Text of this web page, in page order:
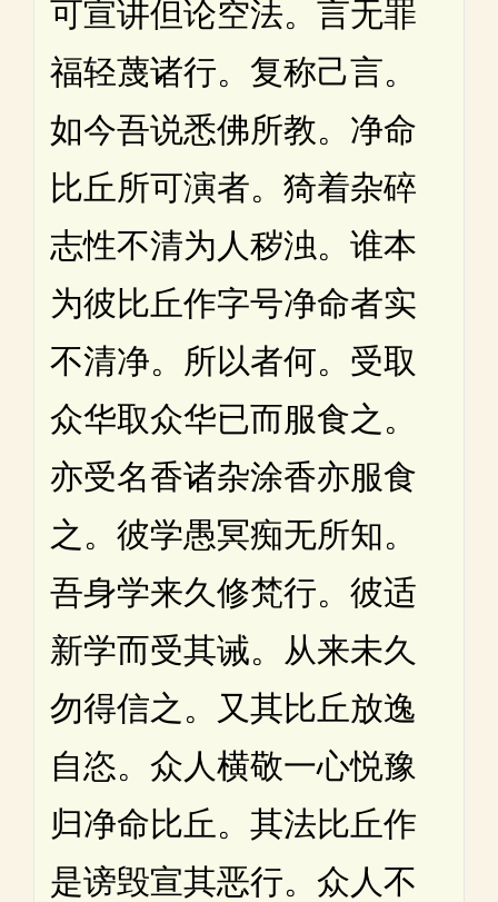
可宣讲但论空法。言无罪
福轻蔑诸行。复称己言。
如今吾说悉佛所教。净命
比丘所可演者。猗着杂碎
志性不清为人秽浊。谁本
为彼比丘作字号净命者实
不清净。所以者何。受取
众华取众华已而服食之。
亦受名香诸杂涂香亦服食
之。彼学愚冥痴无所知。
吾身学来久修梵行。彼适
新学而受其诫。从来未久
勿得信之。又其比丘放逸
自恣。众人横敬一心悦豫
归净命比丘。其法比丘作
是谤毁宣其恶行。众人不